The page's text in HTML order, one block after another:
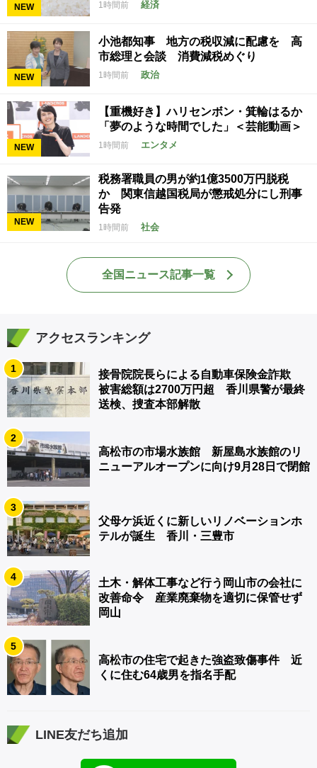
NEW 1時間前 経済
NEW
小池都知事 地方の税収減に配慮を 高
市総理と会談 消費減税めぐり
1時間前 政治
NEW
【重機好き】ハリセンボン・箕輪はるか
「夢のような時間でした」＜芸能動画＞
1時間前 エンタメ
NEW
税務署職員の男が約1億3500万円脱税
か 関東信越国税局が懲戒処分にし刑事
告発
1時間前 社会
全国ニュース記事一覧
アクセスランキング
1
接骨院院長らによる自動車保険金詐欺
被害総額は2700万円超 香川県警が最終
送検、捜査本部解散
2
高松市の市場水族館 新屋島水族館のリ
ニューアルオープンに向け9月28日で閉館
3
父母ケ浜近くに新しいリノベーションホ
テルが誕生 香川・三豊市
4
土木・解体工事など行う岡山市の会社に
改善命令 産業廃棄物を適切に保管せず
岡山
5
高松市の住宅で起きた強盗致傷事件 近
くに住む64歳男を指名手配
LINE友だち追加